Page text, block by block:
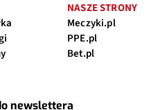
NASZE STRONY
Meczyki.pl
PPE.pl
Bet.pl
newslettera